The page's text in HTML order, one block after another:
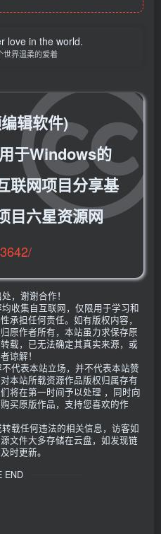
love in the world.
世界温柔的爱着
辑软件)
于Windows的
联网项目分享基
目六星资源网
，谢谢合作！
收集自互联网，仅限用于学习和
承担任何责任。如有版权内容，
原作者所有，本站虽力求保存原
载，已无法确定其真实来源，或
谅解！
代表本站立场，并不代表本站赞
本站所载资源作品版权归属存有
将在第一时间予以处理 ，同时向
买原版作品，支持您喜欢的作
载任何违法的相关信息，访客如
文件大多存储在云盘，如发现链
时更新。
END